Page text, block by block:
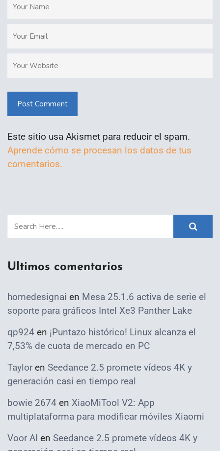
Post Comment
Este sitio usa Akismet para reducir el spam.
Aprende cómo se procesan los datos de tus
comentarios.
Ultimos comentarios
homedesignai en Mesa 25.1.6 activa de serie el
soporte para gráficos Intel Xe3 Panther Lake
qp924 en ¡Puntazo histórico! Linux alcanza el
7,53% de cuota de mercado en PC
Taylor en Seedance 2.5 promete vídeos 4K y
generación casi en tiempo real
bowie 2674 en XiaoMiTool V2: App
multiplataforma para modificar móviles Xiaomi
Voor AI en Seedance 2.5 promete vídeos 4K y